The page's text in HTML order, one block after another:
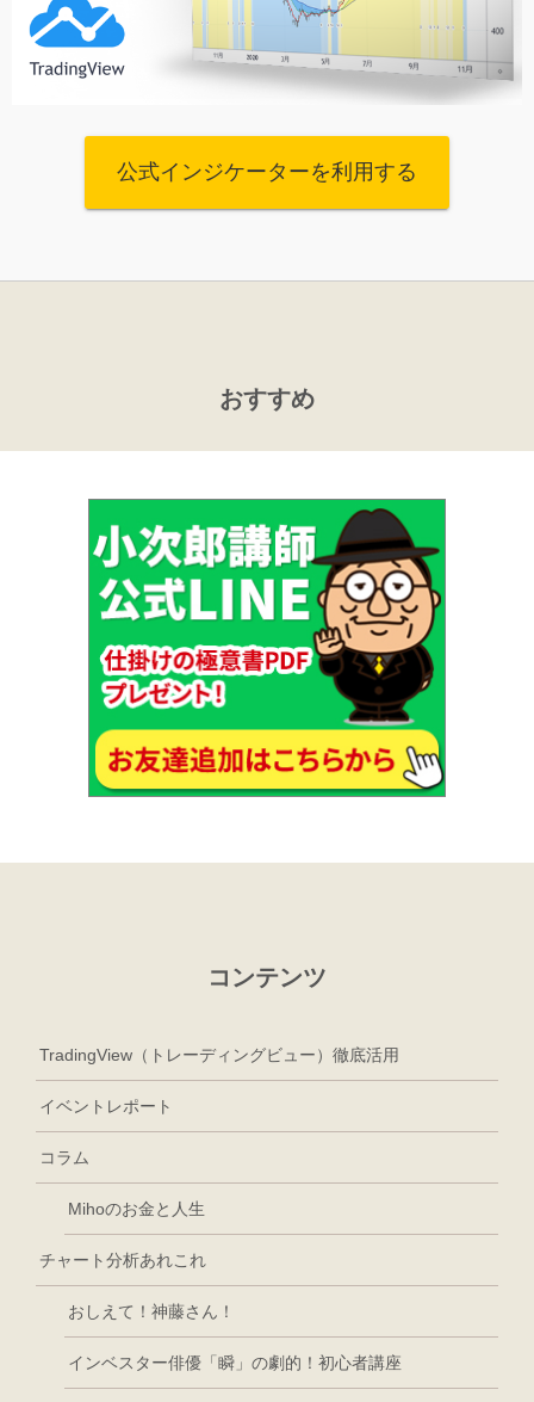
公式インジケーターを利用する
おすすめ
コンテンツ
TradingView（トレーディングビュー）徹底活用
イベントレポート
コラム
Mihoのお金と人生
チャート分析あれこれ
おしえて！神藤さん！
インベスター俳優「瞬」の劇的！初心者講座